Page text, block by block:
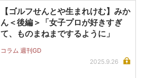
【ゴルフせんとや生まれけむ】みか
ん＜後編＞「女子プロが好きすぎ
て、ものまねまでするように」
コラム 週刊GD
2025.9.26